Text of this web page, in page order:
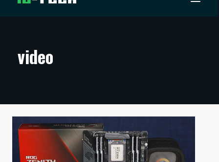
ARTIKKELIT
TECHBBS
TIETOA
HINTA.FI
video